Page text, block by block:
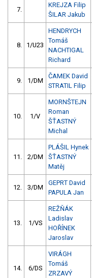
7.
KREJZA Filip
ŠILAR Jakub
8. 1/U23
HENDRYCH
Tomáš
NACHTIGAL
Richard
9. 1/DM
ČAMEK David
STRATIL Filip
10. 1/V
MORNŠTEJN
Roman
ŠŤASTNÝ
Michal
11. 2/DM
PLÁŠIL Hynek
ŠŤASTNÝ
Matěj
12. 3/DM
GEPRT David
PAPULA Jan
13. 1/VS
REŽŇÁK
Ladislav
HOŘÍNEK
Jaroslav
14. 6/DS
VIRÁGH
Tomáš
ZRZAVÝ